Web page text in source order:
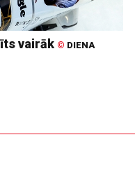
vairāk © DIENA